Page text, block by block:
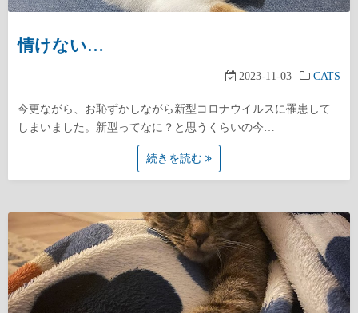
情けない…
2023-11-03 CATS
今更ながら、お恥ずかしながら新型コロナウイルスに罹患して
しまいました。新型ってなに？と思うくらいの今…
続きを読む